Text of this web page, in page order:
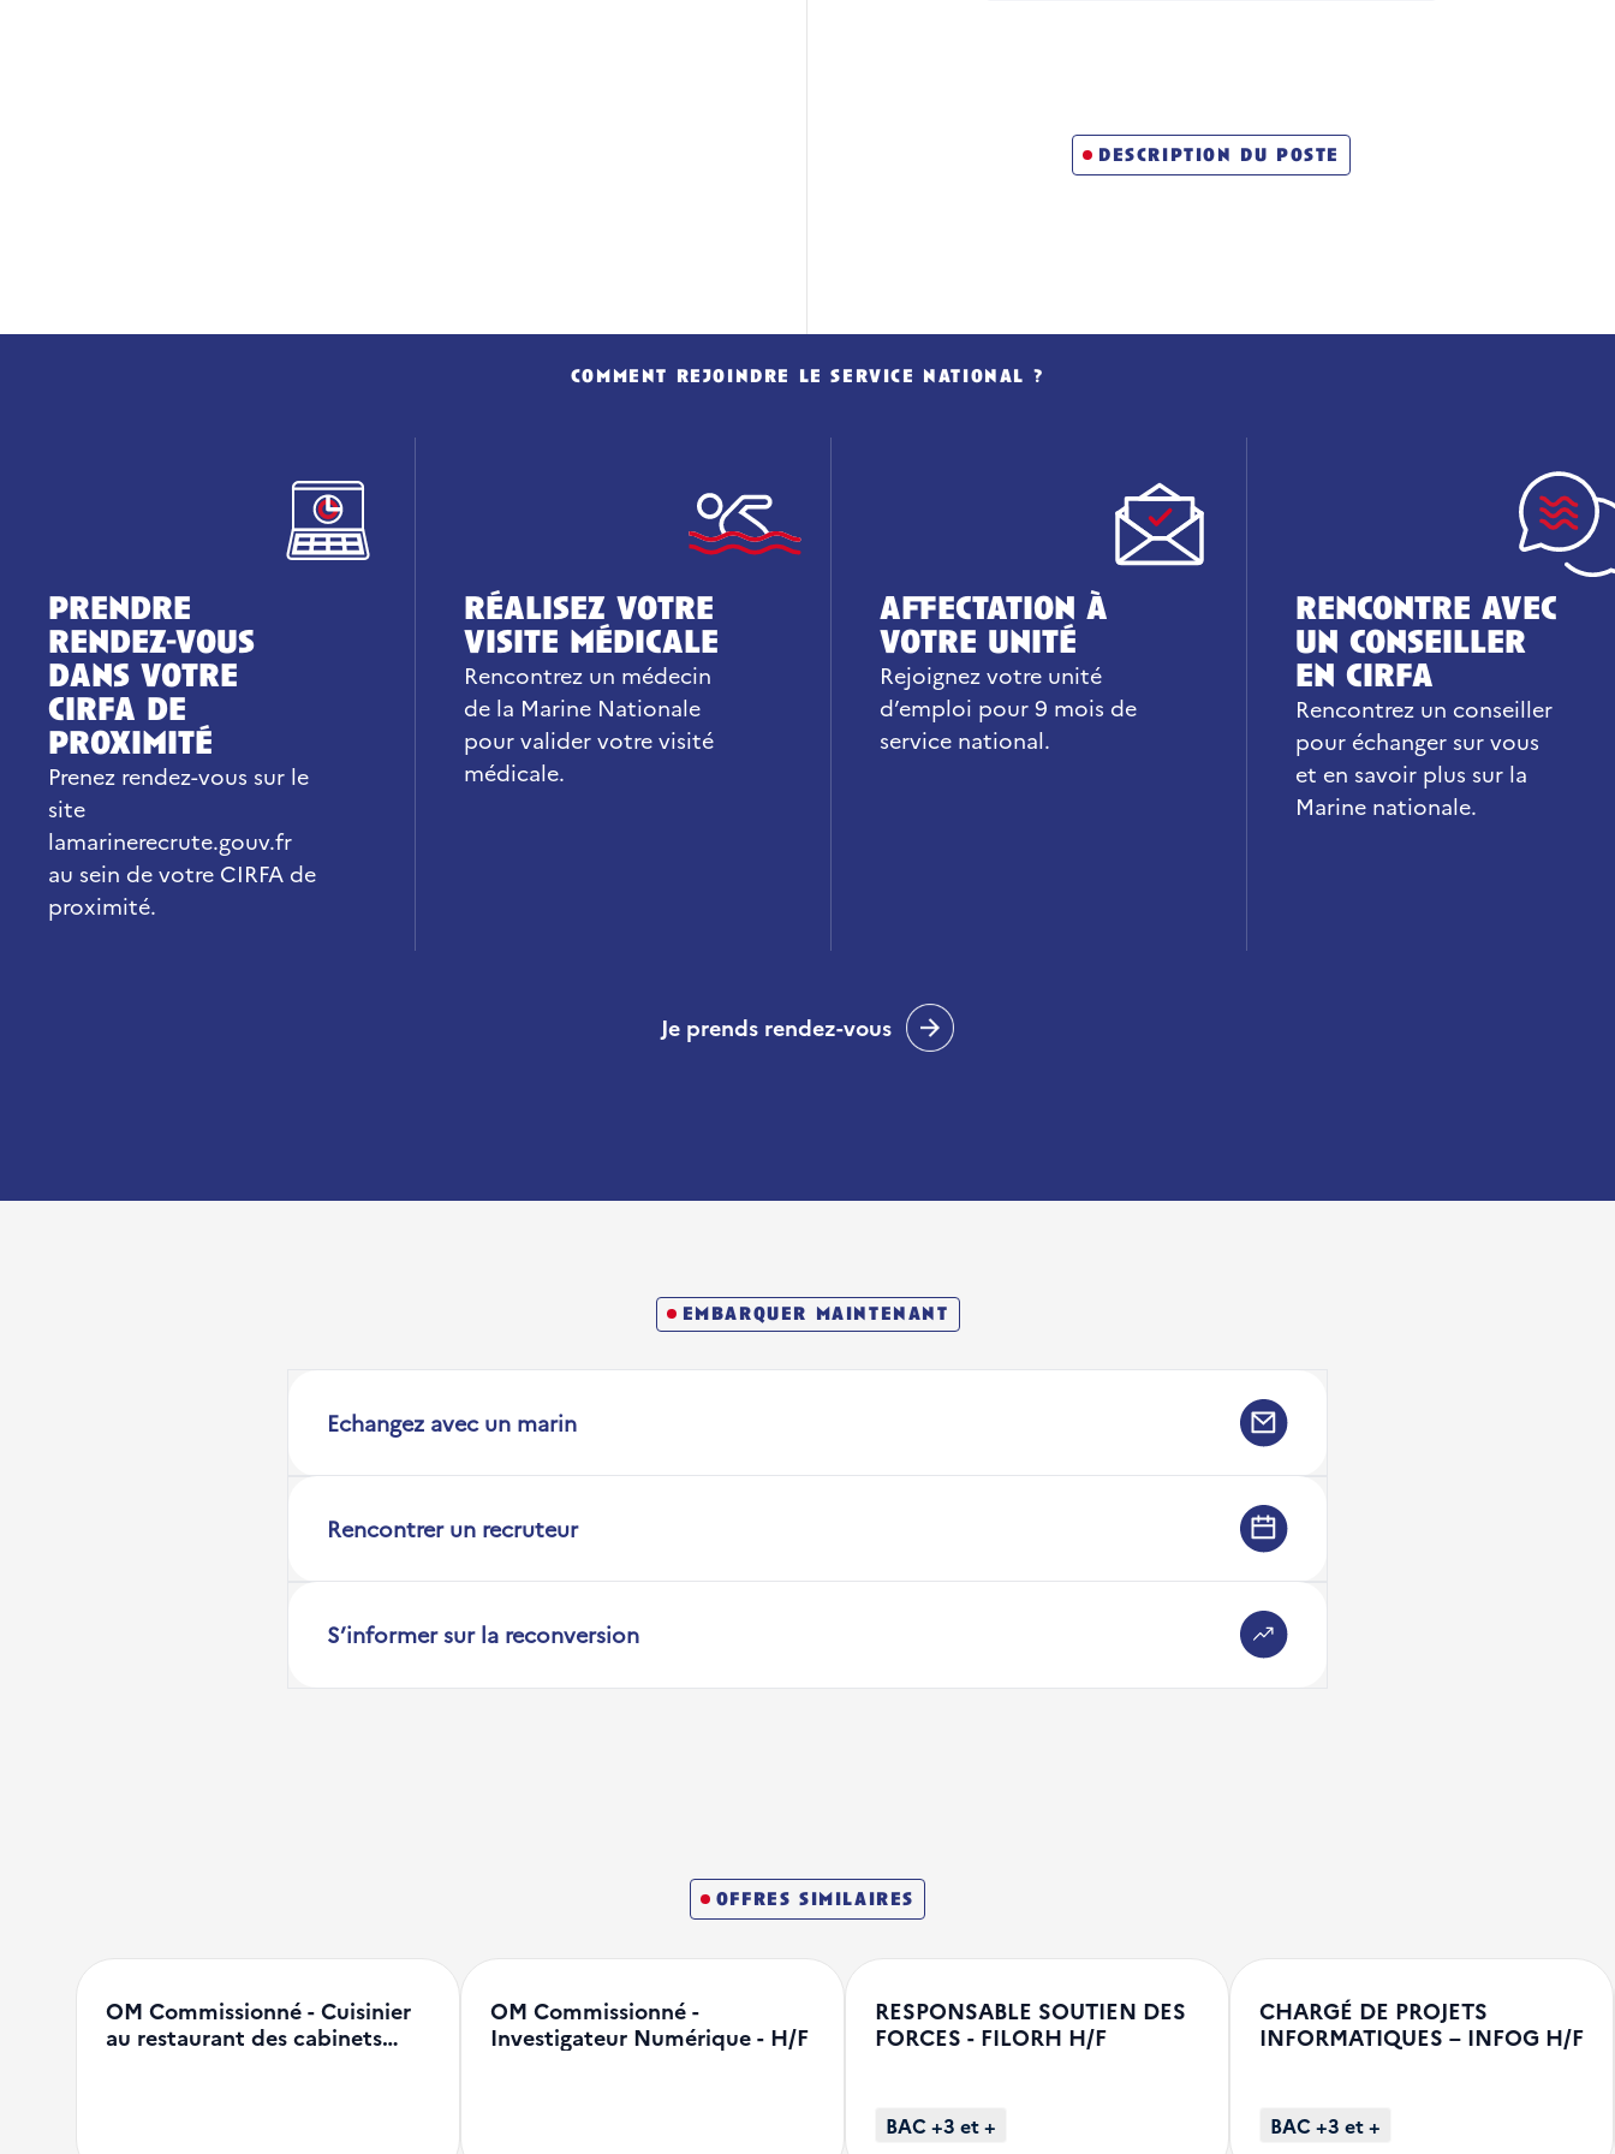
description du poste
comment rejoindre le service national ?
prendre
rendez-vous
dans votre
cirfa de
proximité
Prenez rendez-vous sur le
site
lamarinerecrute.gouv.fr
au sein de votre CIRFA de
proximité.
réalisez votre
visite médicale
Rencontrez un médecin
de la Marine Nationale
pour valider votre visité
médicale.
affectation à
votre unité
Rejoignez votre unité
d’emploi pour 9 mois de
service national.
rencontre avec
un conseiller
en cirfa
Rencontrez un conseiller
pour échanger sur vous
et en savoir plus sur la
Marine nationale.
Je prends rendez-vous
embarquer maintenant
Echangez avec un marin
Rencontrer un recruteur
S’informer sur la reconversion
offres similaires
OM Commissionné - Cuisinier
au restaurant des cabinets…
OM Commissionné -
Investigateur Numérique - H/F
RESPONSABLE SOUTIEN DES
FORCES - FILORH H/F
BAC +3 et +
CHARGÉ DE PROJETS
INFORMATIQUES – INFOG H/F
BAC +3 et +